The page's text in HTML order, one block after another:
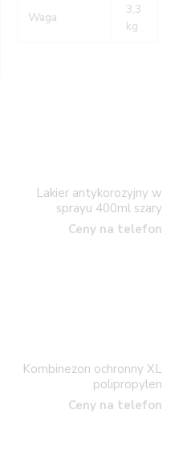
Waga
3,3
kg
Lakier antykorozyjny w
sprayu 400ml szary
Ceny na telefon
Kombinezon ochronny XL
polipropylen
Ceny na telefon